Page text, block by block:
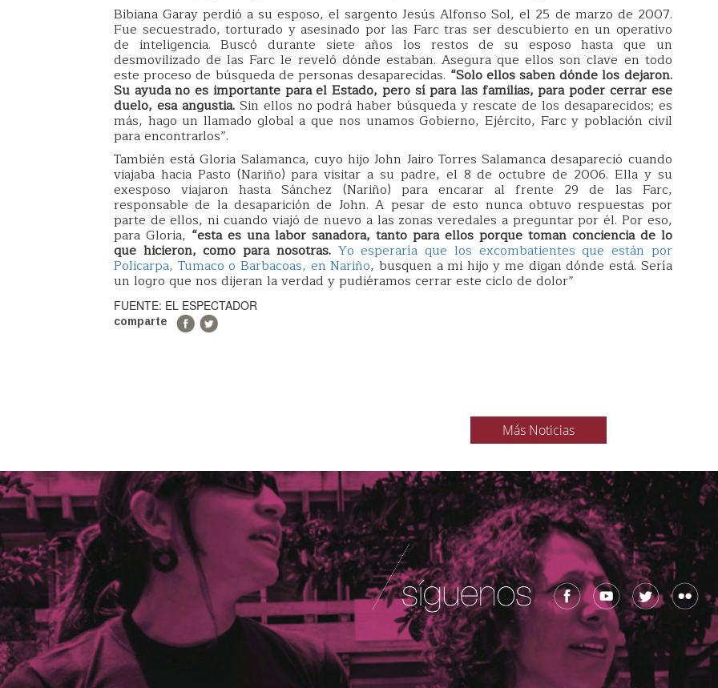
Bibiana Garay perdió a su esposo, el sargento Jesús Alfonso Sol, el 25 de marzo de 2007.
Fue secuestrado, torturado y asesinado por las Farc tras ser descubierto en un operativo
de inteligencia. Buscó durante siete años los restos de su esposo hasta que un
desmovilizado de las Farc le reveló dónde estaban. Asegura que ellos son clave en todo
este proceso de búsqueda de personas desaparecidas. “Solo ellos saben dónde los dejaron.
Su ayuda no es importante para el Estado, pero sí para las familias, para poder cerrar ese
duelo, esa angustia.Sin ellos no podrá haber búsqueda y rescate de los desaparecidos; es
más, hago un llamado global a que nos unamos Gobierno, Ejército, Farc y población civil
para encontrarlos”.
También está Gloria Salamanca, cuyo hijo John Jairo Torres Salamanca desapareció cuando
viajaba hacia Pasto (Nariño) para visitar a su padre, el 8 de octubre de 2006. Ella y su
exesposo viajaron hasta Sánchez (Nariño) para encarar al frente 29 de las Farc,
responsable de la desaparición de John. A pesar de esto nunca obtuvo respuestas por
parte de ellos, ni cuando viajó de nuevo a las zonas veredales a preguntar por él. Por eso,
para Gloria, “esta es una labor sanadora, tanto para ellos porque toman conciencia de lo
que hicieron, como para nosotras. Yo esperaría que los excombatientes que están por
Policarpa, Tumaco o Barbacoas, en Nariño, busquen a mi hijo y me digan dónde está. Sería
un logro que nos dijeran la verdad y pudiéramos cerrar este ciclo de dolor”
FUENTE: EL ESPECTADOR
comparte
Más Noticias